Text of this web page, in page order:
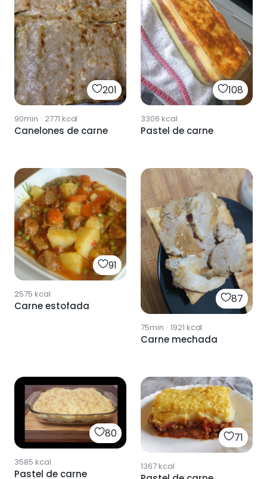
201
90min · 2771 kcal
Canelones de carne
108
3306 kcal
Pastel de carne
91
2575 kcal
Carne estofada
87
75min · 1921 kcal
Carne mechada
80
3585 kcal
Pastel de carne
71
1367kcal